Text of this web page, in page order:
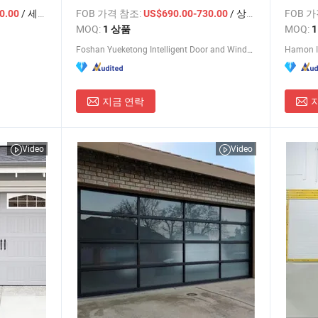
/ 세트 FOB 가격 참조:US$690.00-730.00/ 상품
MOQ: 1 상품
지금 연락
FOB
MOQ:
Hamon
Video Video